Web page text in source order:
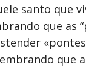
santo que
que
que